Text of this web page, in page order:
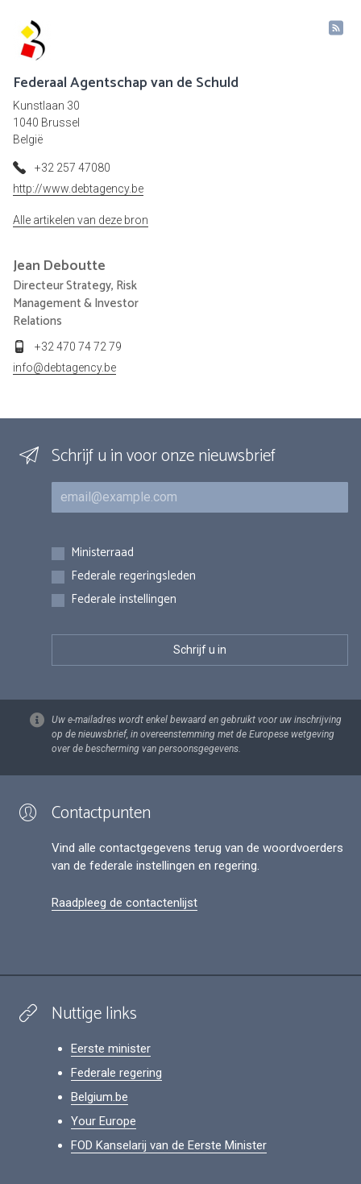
Federaal Agentschap van de Schuld
Kunstlaan 30
1040 Brussel
België
+32 257 47080
http://www.debtagency.be
Alle artikelen van deze bron
Jean Deboutte
Directeur Strategy, Risk
Management & Investor
Relations
+32 470 74 72 79
info@debtagency.be
Schrijf u in voor onze nieuwsbrief
E-mail
Inschrijvingen
Ministerraad
Federale regeringsleden
Federale instellingen
Uw e-mailadres wordt enkel bewaard en gebruikt voor uw inschrijving
op de nieuwsbrief, in overeenstemming met de Europese wetgeving
over de bescherming van persoonsgegevens.
Contactpunten
Vind alle contactgegevens terug van de woordvoerders
van de federale instellingen en regering.
Raadpleeg de contactenlijst
Nuttige links
Eerste minister
Federale regering
Belgium.be
Your Europe
FOD Kanselarij van de Eerste Minister